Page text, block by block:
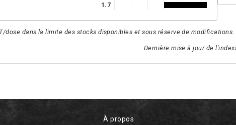
1.7
dose dans la limite des stocks disponibles et sous réserve de
Dernière mise à jour de
À propos